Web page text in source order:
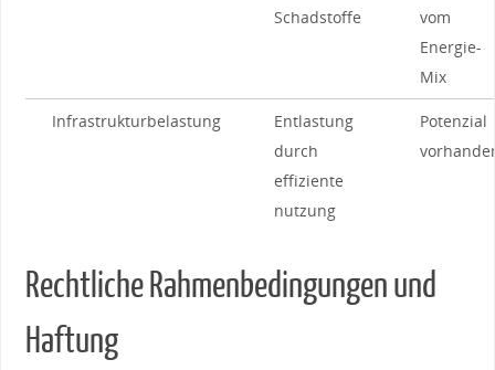
Schadstoffe
vom
Energie-
Mix
Infrastrukturbelastung
Entlastung
durch
effiziente
nutzung
Potenzial
Rechtliche Rahmenbedingungen und
Haftung